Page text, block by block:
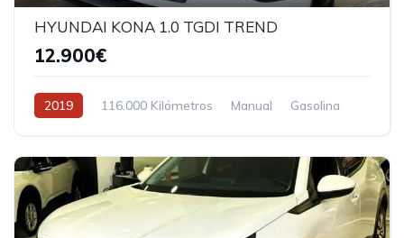
HYUNDAI KONA 1.0 TGDI TREND
12.900€
2019 116.000 Kilómetros Manual Gasolina